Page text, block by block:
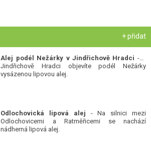
+ přidat
Alej podél Nežárky v Jindřichově Hradci - V
Jindřichově Hradci objevíte podél Nežárky
vysázenou lipovou alej.
Odlochovická lipová alej - Na silnici mezi
Odlochovicemi a Ratměřicemi se nachází
nádherná lipová alej.